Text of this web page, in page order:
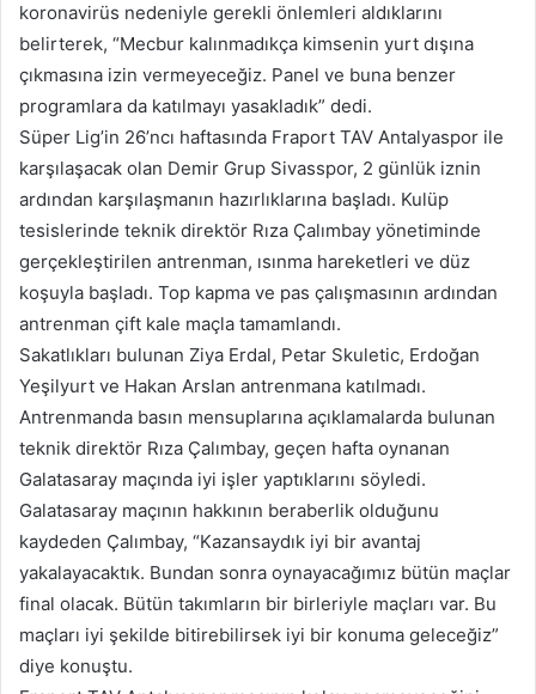
koronavirüs nedeniyle gerekli önlemleri aldıklarını
belirterek, “Mecbur kalınmadıkça kimsenin yurt dışına
çıkmasına izin vermeyeceğiz. Panel ve buna benzer
programlara da katılmayı yasakladık” dedi.
Süper Lig’in 26’ncı haftasında Fraport TAV Antalyaspor ile
karşılaşacak olan Demir Grup Sivasspor, 2 günlük iznin
ardından karşılaşmanın hazırlıklarına başladı. Kulüp
tesislerinde teknik direktör Rıza Çalımbay yönetiminde
gerçekleştirilen antrenman, ısınma hareketleri ve düz
koşuyla başladı. Top kapma ve pas çalışmasının ardından
antrenman çift kale maçla tamamlandı.
Sakatlıkları bulunan Ziya Erdal, Petar Skuletic, Erdoğan
Yeşilyurt ve Hakan Arslan antrenmana katılmadı.
Antrenmanda basın mensuplarına açıklamalarda bulunan
teknik direktör Rıza Çalımbay, geçen hafta oynanan
Galatasaray maçında iyi işler yaptıklarını söyledi.
Galatasaray maçının hakkının beraberlik olduğunu
kaydeden Çalımbay, “Kazansaydık iyi bir avantaj
yakalayacaktık. Bundan sonra oynayacağımız bütün maçlar
final olacak. Bütün takımların bir birleriyle maçları var. Bu
maçları iyi şekilde bitirebilirsek iyi bir konuma geleceğiz”
diye konuştu.